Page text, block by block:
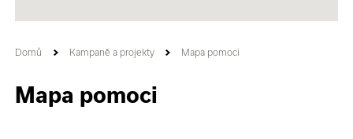
Domů Kampaně a projekty Mapa pomoci
Mapa pomoci